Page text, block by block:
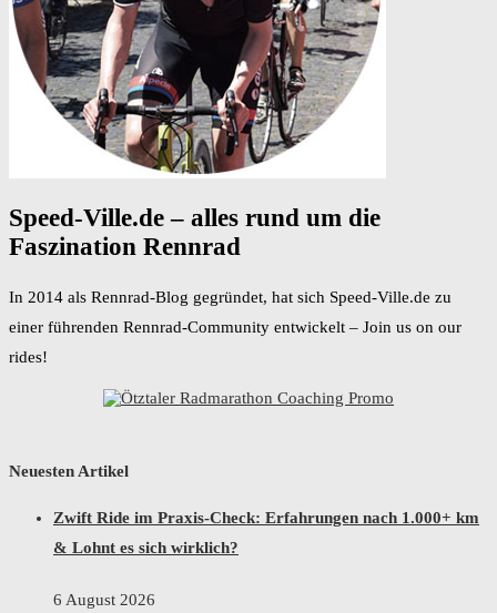
Speed-Ville.de – alles rund um die
Faszination Rennrad
In 2014 als Rennrad-Blog gegründet, hat sich Speed-Ville.de zu
einer führenden Rennrad-Community entwickelt – Join us on our
rides!
Neuesten Artikel
Zwift Ride im Praxis-Check: Erfahrungen nach 1.000+ km
& Lohnt es sich wirklich?
6 August 2026